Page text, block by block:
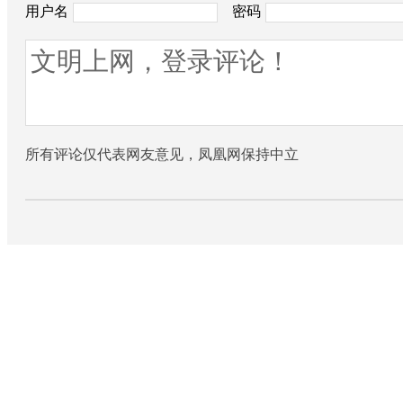
用户名 密码
所有评论仅代表网友意见，凤凰网保持中立